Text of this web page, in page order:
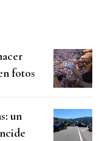
fotos
un